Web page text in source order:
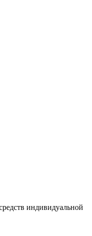
индивидуальной